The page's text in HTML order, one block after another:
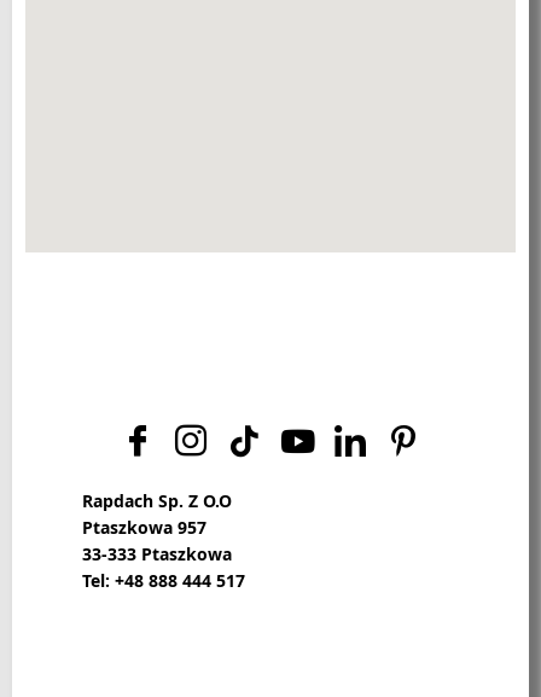
Rapdach Sp. Z O.O
Ptaszkowa 957
33-333 Ptaszkowa
Tel: +48 888 444 517